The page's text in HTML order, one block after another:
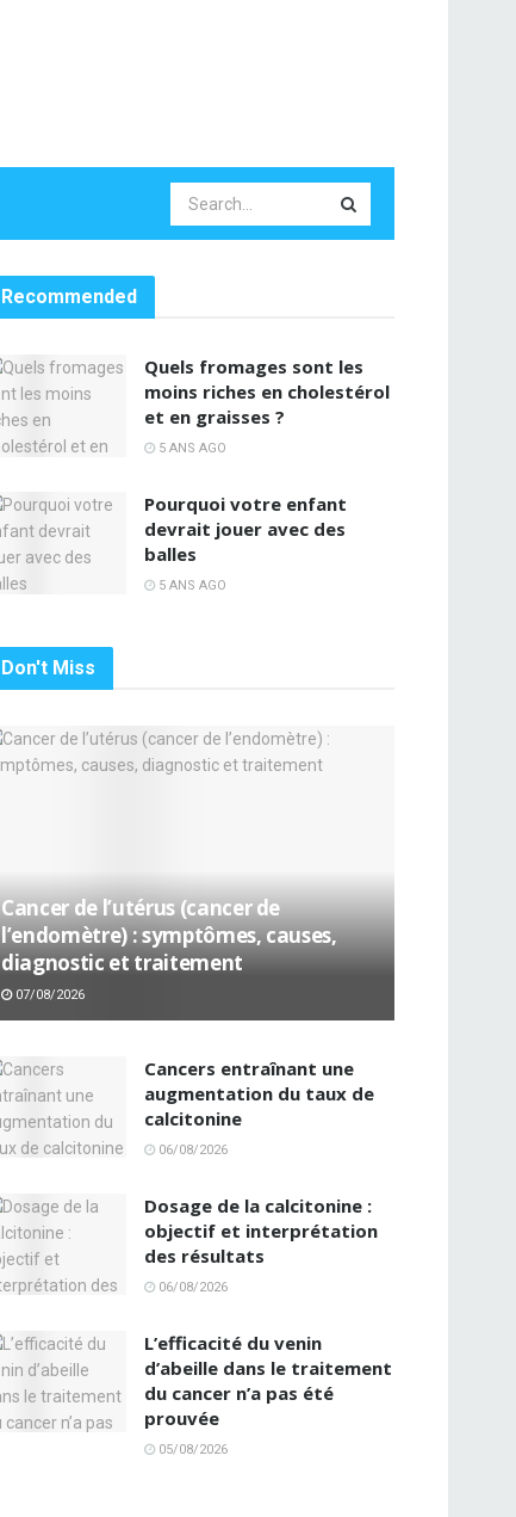
Recommended
Quels fromages sont les
moins riches en cholestérol
et en graisses ?
5 ANS AGO
Pourquoi votre enfant
devrait jouer avec des
balles
5 ANS AGO
Don't Miss
Cancer de l’utérus (cancer de
l’endomètre) : symptômes, causes,
diagnostic et traitement
07/08/2026
Cancers entraînant une
augmentation du taux de
calcitonine
06/08/2026
Dosage de la calcitonine :
objectif et interprétation
des résultats
06/08/2026
L’efficacité du venin
d’abeille dans le traitement
du cancer n’a pas été
prouvée
05/08/2026